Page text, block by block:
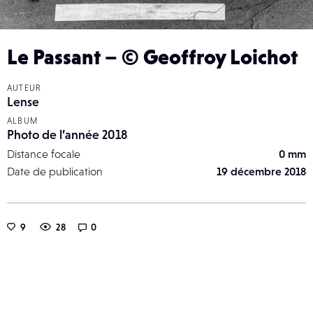
Le Passant – © Geoffroy Loichot
AUTEUR
Lense
ALBUM
Photo de l’année 2018
Distance focale
0 mm
Date de publication
19 décembre 2018
9 28 0